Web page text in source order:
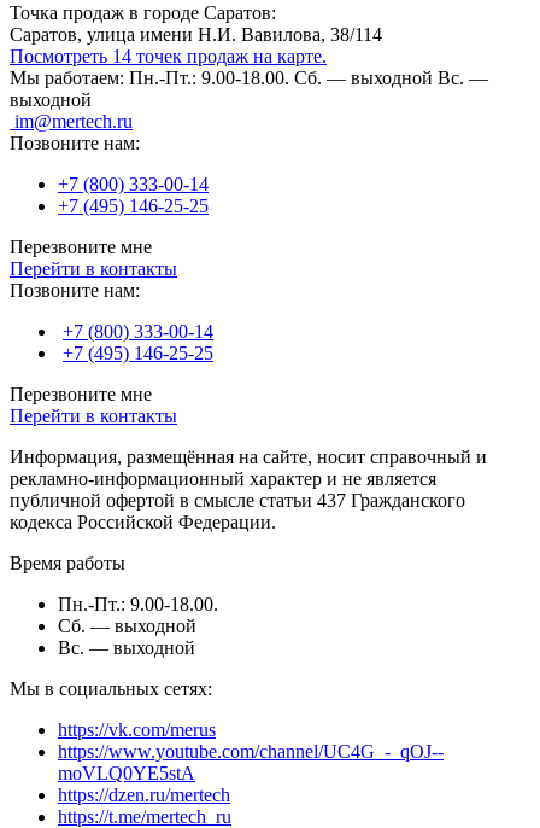
Точка продаж в городе Саратов:
Саратов, улица имени Н.И. Вавилова, 38/114
Посмотреть 14 точек продаж на карте.
Мы работаем: Пн.-Пт.: 9.00-18.00. Сб. — выходной Вс. —
выходной
im@mertech.ru
Позвоните нам:
+7 (800) 333-00-14
+7 (495) 146-25-25
Перезвоните мне
Перейти в контакты
Позвоните нам:
+7 (800) 333-00-14
+7 (495) 146-25-25
Перезвоните мне
Перейти в контакты
Информация, размещённая на сайте, носит справочный и
рекламно-информационный характер и не является
публичной офертой в смысле статьи 437 Гражданского
кодекса Российской Федерации.
Время работы
Пн.-Пт.: 9.00-18.00.
Сб. — выходной
Вс. — выходной
Мы в социальных сетях:
https://vk.com/merus
https://www.youtube.com/channel/UC4G_-_qOJ--
moVLQ0YE5stA
https://dzen.ru/mertech
https://t.me/mertech_ru